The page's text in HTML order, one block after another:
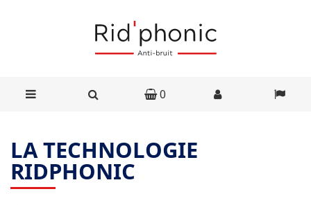
0
LA TECHNOLOGIE
RIDPHONIC